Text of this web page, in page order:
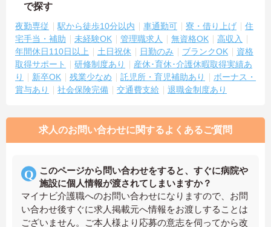
で探す
夜勤専従 駅から徒歩10分以内 車通勤可 寮・借り上げ
住
宅手当・補助
未経験OK 管理職求人 無資格OK
高収入
年間休日110日以上
土日祝休 日勤のみ ブランクOK
資格
取得サポート
研修制度あり
産休･育休･介護休暇取得実績あ
り
新卒OK 残業少なめ 託児所・育児補助あり
ボーナス・
賞与あり
社会保険完備 交通費支給 退職金制度あり
求人のお問い合わせに関するよくあるご質問
このページから問い合わせをすると、すぐに病院や
施設に個人情報が渡されてしまいますか？
マイナビ介護職へのお問い合わせになりますので、お問
い合わせ後すぐに求人掲載元へ情報をお渡しすることは
ございません。ご本人様より応募の意志を伺ってから改